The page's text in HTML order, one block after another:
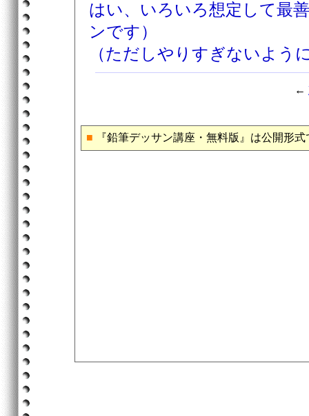
はい、いろいろ想定して最
ンです）
（ただしやりすぎないよう
←
■ 『鉛筆デッサン講座・無料版』は公開形